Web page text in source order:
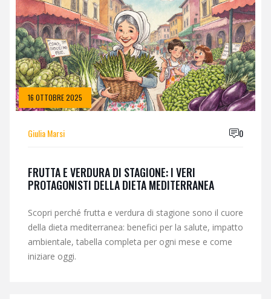
16 OTTOBRE 2025
Giulia Marsi 0
FRUTTA E VERDURA DI STAGIONE: I VERI
PROTAGONISTI DELLA DIETA MEDITERRANEA
Scopri perché frutta e verdura di stagione sono il cuore
della dieta mediterranea: benefici per la salute, impatto
ambientale, tabella completa per ogni mese e come
iniziare oggi.